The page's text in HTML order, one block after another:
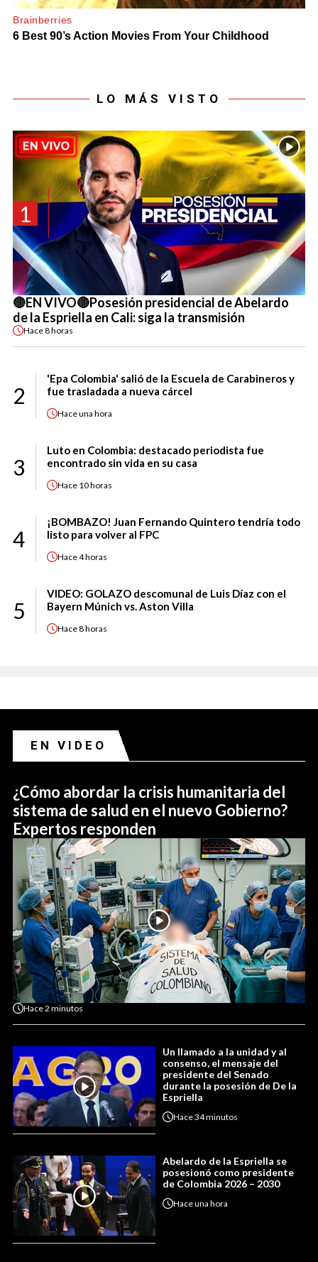
LO MÁS VISTO
1
🔴EN VIVO🔴Posesión presidencial de Abelardo
de la Espriella en Cali: siga la transmisión
Hace8 horas
2
'Epa Colombia' salió de la Escuela de Carabineros y
fue trasladada a nueva cárcel
Haceuna hora
3
Luto en Colombia: destacado periodista fue
encontrado sin vida en su casa
Hace 10 horas
4
¡BOMBAZO! Juan Fernando Quintero tendría todo
listo para volver al FPC
Hace4 horas
5
VIDEO: GOLAZO descomunal de Luis Díaz con el
Bayern Múnich vs. Aston Villa
Hace8 horas
EN VIDEO
¿Cómo abordar la crisis humanitaria del
sistema de salud en el nuevo Gobierno?
Expertos responden
Hace2 minutos
Un llamado a la unidad y al
consenso, el mensaje del
presidente del Senado
durante la posesión de De la
Espriella
Hace34 minutos
Abelardo de la Espriella se
posesionó como presidente
de Colombia 2026 – 2030
Haceuna hora